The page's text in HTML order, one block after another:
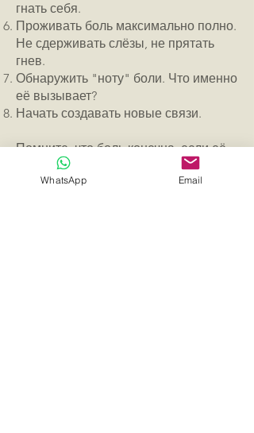
гнать себя.
Проживать боль максимально полно.
Не сдерживать слёзы, не прятать
гнев.
Обнаружить "ноту" боли. Что именно
её вызывает?
Начать создавать новые связи.
Помните, что боль конечна, если её
проживать. Душа сама залечивает
раны. Нужно дать ей время и заботу.
WhatsApp Email